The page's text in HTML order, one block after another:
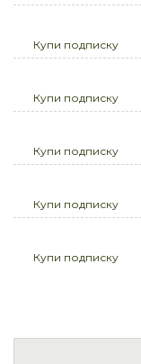
Купи подписку
Купи подписку
Купи подписку
Купи подписку
Купи подписку